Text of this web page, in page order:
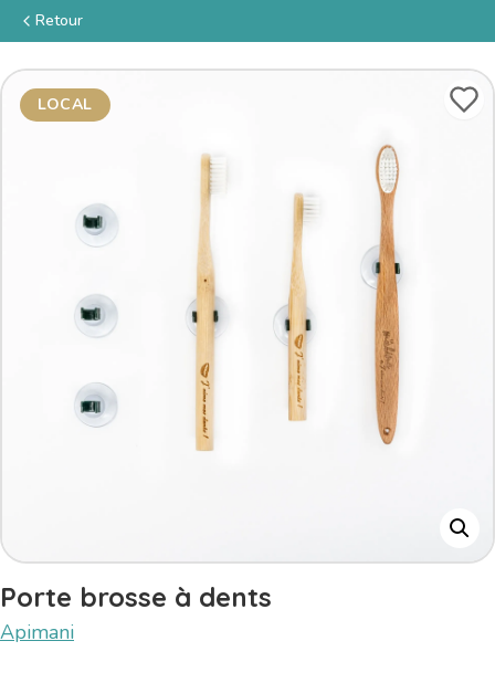
Retour
LOCAL
Porte brosse à dents
Apimani